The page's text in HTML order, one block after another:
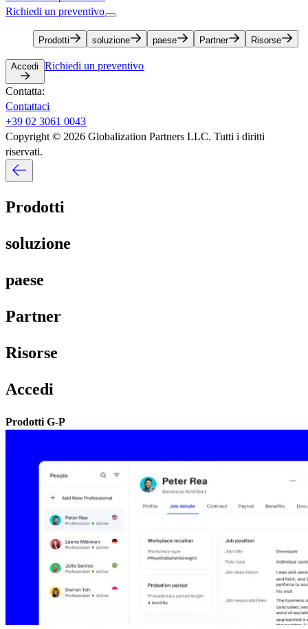
Richiedi un preventivo​​
Prodotti​​ soluzione​​ paese​​ Partner​​ Risorse​​
Accedi​​ Richiedi un preventivo​​
Contatta:​​
Contattaci​​
+39 02 3061 0043​​
Copyright © 2026 Globalization Partners LLC. Tutti i diritti
riservati.​​
Prodotti​​
soluzione​​
paese​​
Partner​​
Risorse​​
Accedi​​
Prodotti G-P​​